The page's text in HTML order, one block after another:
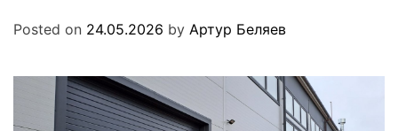
Posted on 24.05.2026 by Артур Беляев